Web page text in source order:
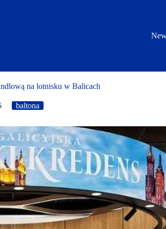
na lotnisku w Balicach
baltona